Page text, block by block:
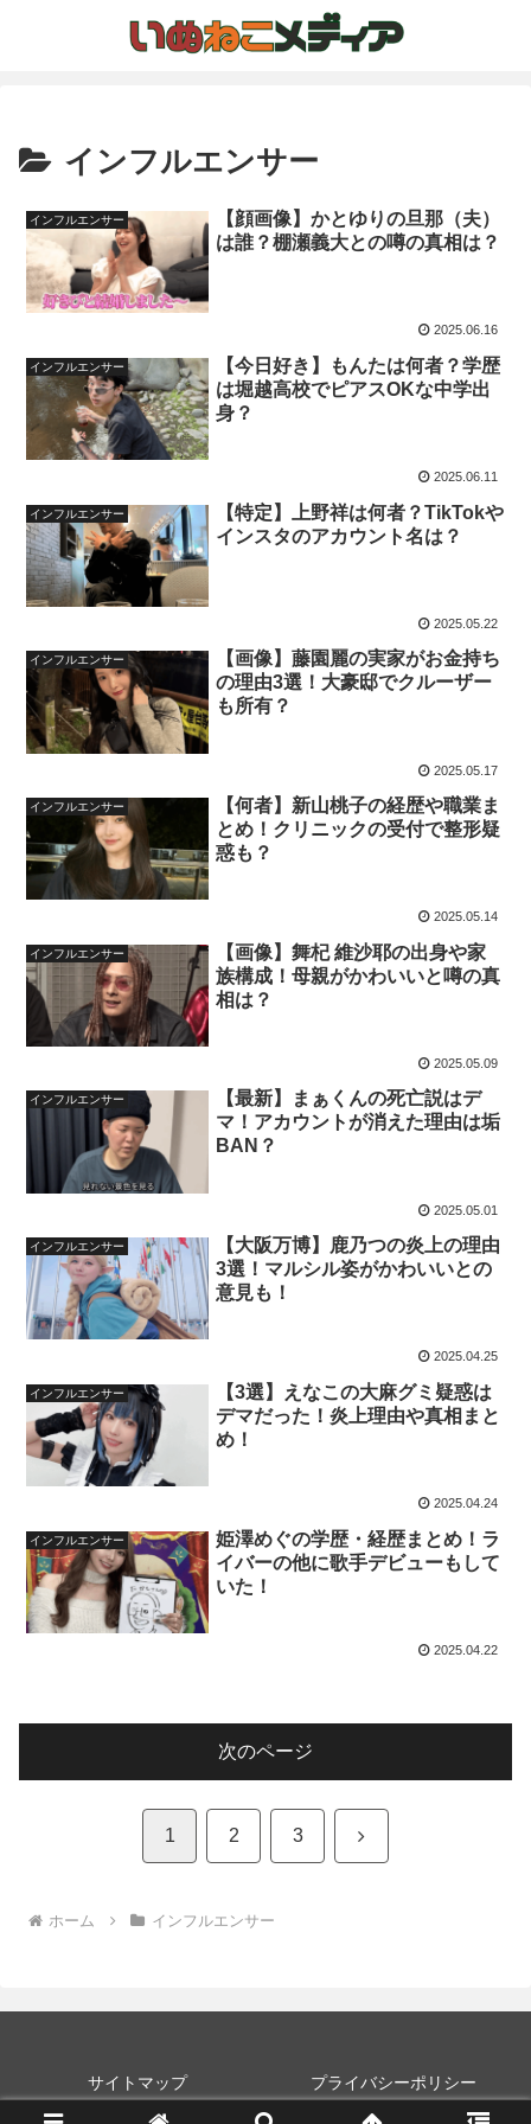
インフルエンサー
インフルエンサー
【顔画像】かとゆりの旦那（夫）
は誰？棚瀬義大との噂の真相は？
2025.06.16
インフルエンサー
【今日好き】もんたは何者？学歴
は堀越高校でピアスOKな中学出
身？
2025.06.11
インフルエンサー
【特定】上野祥は何者？TikTokや
インスタのアカウント名は？
2025.05.22
インフルエンサー
【画像】藤園麗の実家がお金持ち
の理由3選！大豪邸でクルーザー
も所有？
2025.05.17
インフルエンサー
【何者】新山桃子の経歴や職業ま
とめ！クリニックの受付で整形疑
惑も？
2025.05.14
インフルエンサー
【画像】舞杞 維沙耶の出身や家
族構成！母親がかわいいと噂の真
相は？
2025.05.09
インフルエンサー
【最新】まぁくんの死亡説はデ
マ！アカウントが消えた理由は垢
BAN？
2025.05.01
インフルエンサー
【大阪万博】鹿乃つの炎上の理由
3選！マルシル姿がかわいいとの
意見も！
2025.04.25
インフルエンサー
【3選】えなこの大麻グミ疑惑は
デマだった！炎上理由や真相まと
め！
2025.04.24
インフルエンサー
姫澤めぐの学歴・経歴まとめ！ラ
イバーの他に歌手デビューもして
いた！
2025.04.22
次のページ
1 2 3 次
ホーム インフルエンサー
サイトマップ プライバシーポリシー